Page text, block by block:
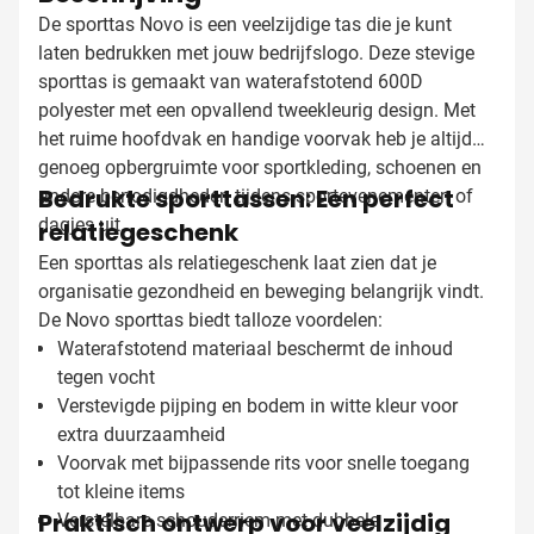
De sporttas Novo is een veelzijdige tas die je kunt
laten bedrukken met jouw bedrijfslogo. Deze stevige
sporttas is gemaakt van waterafstotend 600D
polyester met een opvallend tweekleurig design. Met
het ruime hoofdvak en handige voorvak heb je altijd
genoeg opbergruimte voor sportkleding, schoenen en
andere benodigdheden tijdens sportevenementen of
dagjes uit.
Bedrukte sporttassen: Een perfect
relatiegeschenk
Een sporttas als relatiegeschenk laat zien dat je
organisatie gezondheid en beweging belangrijk vindt.
De Novo sporttas biedt talloze voordelen:
Waterafstotend materiaal beschermt de inhoud
tegen vocht
Verstevigde pijping en bodem in witte kleur voor
extra duurzaamheid
Voorvak met bijpassende rits voor snelle toegang
tot kleine items
Verstelbare schouderriem met dubbele
Praktisch ontwerp voor veelzijdig